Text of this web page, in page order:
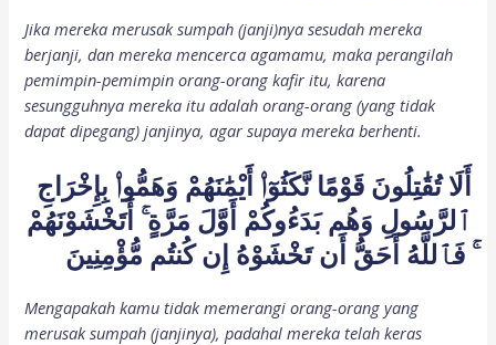
Jika mereka merusak sumpah (janji)nya sesudah mereka
berjanji, dan mereka mencerca agamamu, maka perangilah
pemimpin-pemimpin orang-orang kafir itu, karena
sesungguhnya mereka itu adalah orang-orang (yang tidak
dapat dipegang) janjinya, agar supaya mereka berhenti.
أَلَا تُقَٰتِلُونَ قَوْمًا نَّكَثُوٓا۟ أَيْمَٰنَهُمْ وَهَمُّوا۟ بِإِخْرَاجِ
ٱلرَّسُولِ وَهُم بَدَءُوكُمْ أَوَّلَ مَرَّةٍ ۚ أَتَخْشَوْنَهُمْ
ۚ فَٱللَّهُ أَحَقُّ أَن تَخْشَوْهُ إِن كُنتُم مُّؤْمِنِينَ
Mengapakah kamu tidak memerangi orang-orang yang
merusak sumpah (janjinya), padahal mereka telah keras